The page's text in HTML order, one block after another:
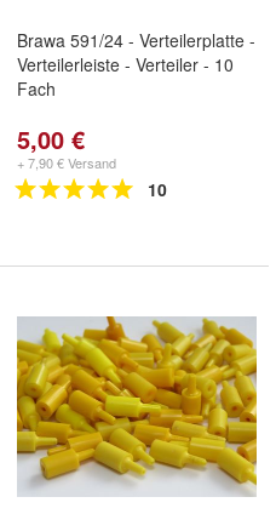
Brawa 591/24 - Verteilerplatte -
Verteilerleiste - Verteiler - 10
Fach
5,00 €
+ 7,90 € Versand
10